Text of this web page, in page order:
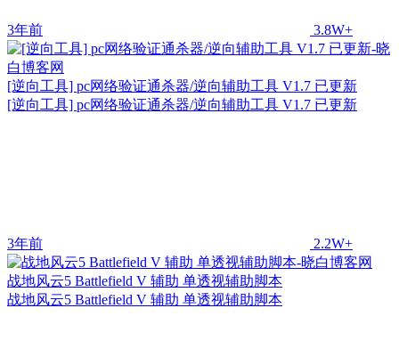
3年前 3.8W+
[逆向工具] pc网络验证通杀器/逆向辅助工具 V1.7 已更新
[逆向工具] pc网络验证通杀器/逆向辅助工具 V1.7 已更新
3年前 2.2W+
战地风云5 Battlefield V 辅助 单透视辅助脚本
战地风云5 Battlefield V 辅助 单透视辅助脚本